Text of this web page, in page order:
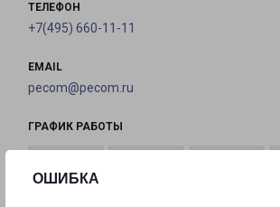
ОШИБКА
ТЕЛЕФОН
+7(495) 660-11-11
EMAIL
pecom@pecom.ru
ГРАФИК РАБОТЫ
с 10:00 до